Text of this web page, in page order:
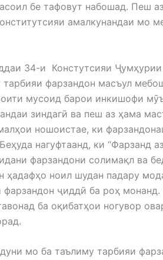
бе тафовут набошад. Пеш
амалкунандаи мо
34-и Констутсияи Ҷумҳурии
фарзандон масъул
мусоид барои инкишофи
зиндагӣ ва пеш аз ҳама
ношоистае, ки
нагуфтаанд, ки “Фарзанд
фарзандони солимақл ва
ҳадафҳо ноил шудан падару
ҷиддӣ ба роҳ
ба оқибатҳои ногувор
мо ба таълиму тарбияи